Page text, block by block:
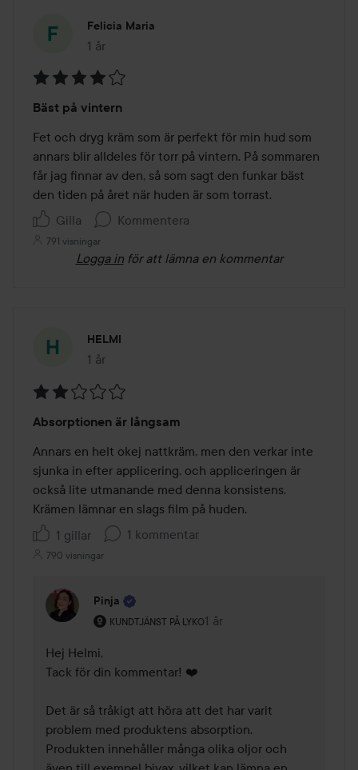
Felicia Maria
1 år
Inlägget skapades 1 år
4
av
5
Bäst på vintern
Fet och dryg kräm som är perfekt för min hud som
annars blir alldeles för torr på vintern. På sommaren
får jag finnar av den, så som sagt den funkar bäst
den tiden på året när huden är som torrast.
Gilla
Kommentera
791 visningar
Logga in för att lämna en kommentar
HELMI
1 år
Inlägget skapades 1 år
2
av
5
Absorptionen är långsam
Annars en helt okej nattkräm, men den verkar inte
sjunka in efter applicering, och appliceringen är
också lite utmanande med denna konsistens.
Krämen lämnar en slags film på huden.
1 gillar
1 kommentar
790 visningar
Pinja
KUNDTJÄNST PÅ LYKO
Användarens roll: Kundtjänst på Lyko.
1 år
Kommentaren lades 1 år
Hej Helmi,
Tack för din kommentar! ❤️
Det är så tråkigt att höra att det har varit
problem med produktens absorption.
Produkten innehåller många olika oljor och